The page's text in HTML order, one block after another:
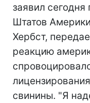
заявил
Штатов
Хербст,
реакцию
свинины. "Я